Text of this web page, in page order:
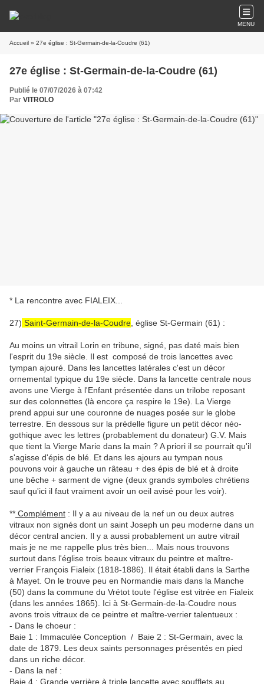
MENU
Accueil » 27e église : St-Germain-de-la-Coudre (61)
27e église : St-Germain-de-la-Coudre (61)
Publié le 07/07/2026 à 07:42
Par VITROLO
* La rencontre avec FIALEIX...
27) Saint-Germain-de-la-Coudre , église St-Germain (61) :
Au moins un vitrail Lorin en tribune, signé, pas daté mais bien
l'esprit du 19e siècle. Il est composé de trois lancettes avec
tympan ajouré. Dans les lancettes latérales c'est un décor
ornemental typique du 19e siècle. Dans la lancette centrale nous
avons une Vierge à l'Enfant présentée dans un trilobe reposant
sur des colonnettes (là encore ça respire le 19e). La Vierge
prend appui sur une couronne de nuages posée sur le globe
terrestre. En dessous sur la prédelle figure un petit décor néo-
gothique avec les lettres (probablement du donateur) G.V. Mais
que tient la Vierge Marie dans la main ? A priori il se pourrait qu'il
s'agisse d'épis de blé. Et dans les ajours au tympan nous
pouvons voir à gauche un râteau + des épis de blé et à droite
une bêche + sarment de vigne (deux grands symboles chrétiens
sauf qu'ici il faut vraiment avoir un oeil avisé pour les voir).
** Complément : Il y a au niveau de la nef un ou deux autres
vitraux non signés dont un saint Joseph un peu moderne dans un
décor central ancien. Il y a aussi probablement un autre vitrail
mais je ne me rappelle plus très bien... Mais nous trouvons
surtout dans l'église trois beaux vitraux du peintre et maître-
verrier François Fialeix (1818-1886). Il était établi dans la Sarthe
à Mayet. On le trouve peu en Normandie mais dans la Manche
(50) dans la commune du Vrétot toute l'église est vitrée en Fialeix
(dans les années 1865). Ici à St-Germain-de-la-Coudre nous
avons trois vitraux de ce peintre et maître-verrier talentueux :
- Dans le choeur :
Baie 1 : Immaculée Conception / Baie 2 : St-Germain, avec la
date de 1879. Les deux saints personnages présentés en pied
dans un riche décor.
- Dans la nef :
Baie 4 : Grande verrière à triple lancette avec soufflets au